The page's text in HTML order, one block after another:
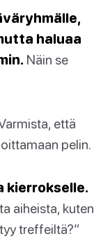
haluaa
Näin se
että
pelin.
kierrokselle.
aiheista, kuten
treffeiltä?”